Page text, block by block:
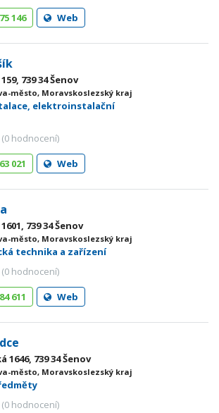
146
Web
739 34 Šenov
město, Moravskoslezský kraj
elektroinstalační
(0 hodnocení)
021
Web
739 34 Šenov
město, Moravskoslezský kraj
technika a zařízení
(0 hodnocení)
611
Web
1646, 739 34 Šenov
město, Moravskoslezský kraj
(0 hodnocení)